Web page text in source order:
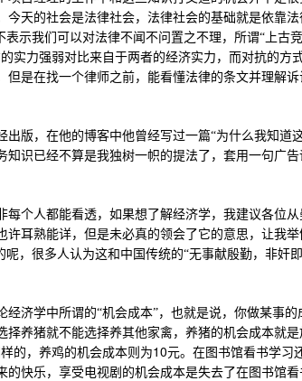
天的社会是法律社会，法律社会的基础就是依靠
示我们可以对法律不闻不问置之不理，所谓“上古
实力强弱对比来自于两者的经济实力，而对抗的方
是在找一个律师之前，能看懂法律的条文并理解
版，在他的博客中他曾经写过一篇“为什么我知道
识已经不算是我独树一帜的提法了，套用一句广告
个人都能看透，如果想了解经济学，我建议各位
耳熟能详，但是未必真的领会了它的意思，让我举
，很多人认为这和中国传统的“无事献殷勤，非奸
济学中所谓的“机会成本”，也就是说，你做某事
养猪就不能选择养其他家禽，养猪的机会成本就是
的，养鸡的机会成本则为10元。在图书馆看书学习
快乐，享受电视剧的机会成本是失去了在图书馆